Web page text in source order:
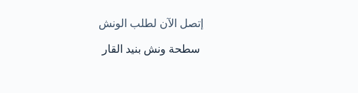
إتصل الآن لطلب الونش
سطحة ونش بنيد القار